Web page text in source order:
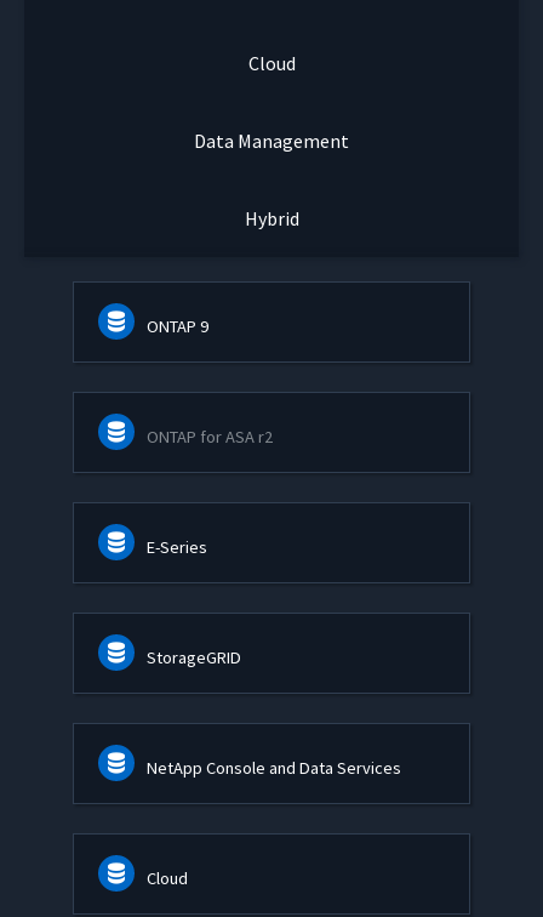
Cloud
Data Management
Hybrid
ONTAP 9
ONTAP for ASA r2
E-Series
StorageGRID
NetApp Console and Data Services
Cloud